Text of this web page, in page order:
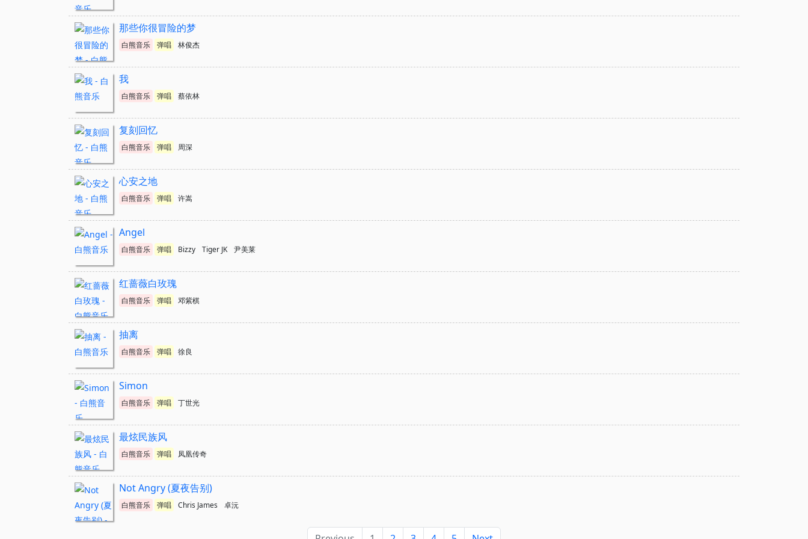
那些你很冒险的梦
白熊音乐 弹唱 林俊杰
我
白熊音乐 弹唱 蔡依林
复刻回忆
白熊音乐 弹唱 周深
心安之地
白熊音乐 弹唱 许嵩
Angel
白熊音乐 弹唱 Bizzy Tiger JK 尹美莱
红蔷薇白玫瑰
白熊音乐 弹唱 邓紫棋
抽离
白熊音乐 弹唱 徐良
Simon
白熊音乐 弹唱 丁世光
最炫民族风
白熊音乐 弹唱 凤凰传奇
Not Angry (夏夜告别)
白熊音乐 弹唱 Chris James 卓沅